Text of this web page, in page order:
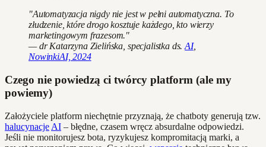
"Automatyzacja nigdy nie jest w pełni automatyczna. To
złudzenie, które drogo kosztuje każdego, kto wierzy
marketingowym frazesom."
— dr Katarzyna Zielińska, specjalistka ds.AI,
NowinkiAI, 2024
Czego nie powiedzą ci twórcy platform (ale my
powiemy)
Założyciele platform niechętnie przyznają, że chatboty generują tzw.
halucynacje AI – błędne, czasem wręcz absurdalne odpowiedzi.
Jeśli nie monitorujesz bota, ryzykujesz kompromitacją marki, a